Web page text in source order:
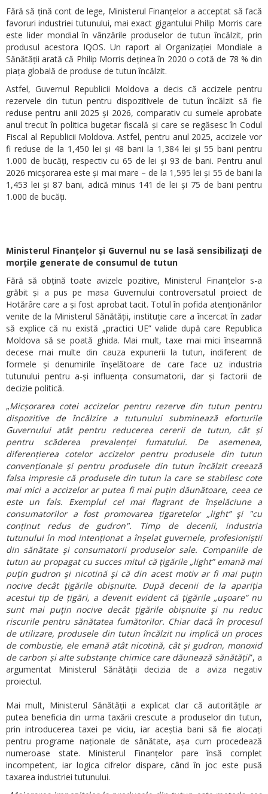
Fără să țină cont de lege, Ministerul Finanțelor a acceptat să facă
favoruri industriei tutunului, mai exact gigantului Philip Morris care
este lider mondial în vânzările produselor de tutun încălzit, prin
produsul acestora IQOS. Un raport al Organizației Mondiale a
Sănătății arată că Philip Morris deținea în 2020 o cotă de 78 % din
piața globală de produse de tutun încălzit.
Astfel, Guvernul Republicii Moldova a decis că accizele pentru
rezervele din tutun pentru dispozitivele de tutun încălzit să fie
reduse pentru anii 2025 și 2026, comparativ cu sumele aprobate
anul trecut în politica bugetar fiscală și care se regăsesc în Codul
Fiscal al Republicii Moldova. Astfel, pentru anul 2025, accizele vor
fi reduse de la 1,450 lei și 48 bani la 1,384 lei și 55 bani pentru
1.000 de bucăți, respectiv cu 65 de lei și 93 de bani. Pentru anul
2026 micșorarea este și mai mare – de la 1,595 lei și 55 de bani la
1,453 lei și 87 bani, adică minus 141 de lei și 75 de bani pentru
1.000 de bucăți.
Ministerul Finanțelor și Guvernul nu se lasă sensibilizați de
morțile generate de consumul de tutun
Fără să obțină toate avizele pozitive, Ministerul Finanțelor s-a
grăbit și a pus pe masa Guvernului controversatul proiect de
Hotărâre care a și fost aprobat tacit. Totul în pofida atenționărilor
venite de la Ministerul Sănătății, instituție care a încercat în zadar
să explice că nu există „practici UE” valide după care Republica
Moldova să se poată ghida. Mai mult, taxe mai mici înseamnă
decese mai multe din cauza expunerii la tutun, indiferent de
formele și denumirile înșelătoare de care face uz industria
tutunului pentru a-și influența consumatorii, dar și factorii de
decizie politică.
„Micșorarea cotei accizelor pentru rezerve din tutun pentru
dispozitive de încălzire a tutunului subminează eforturile
Guvernului atât pentru reducerea cererii de tutun, cât și
pentru scăderea prevalenței fumatului. De asemenea,
diferențierea cotelor accizelor pentru produsele din tutun
convenționale și pentru produsele din tutun încălzit creează
falsa impresie că produsele din tutun la care se stabilesc cote
mai mici a accizelor ar putea fi mai puțin dăunătoare, ceea ce
este un fals. Exemplul cel mai flagrant de înșelăciune a
consumatorilor a fost promovarea țigaretelor „light” şi "cu
conținut redus de gudron". Timp de decenii, industria
tutunului în mod intenționat a înșelat guvernele, profesioniștii
din sănătate şi consumatorii produselor sale. Companiile de
tutun au propagat cu succes mitul că țigările „light” emană mai
puțin gudron şi nicotină şi că din acest motiv ar fi mai puţin
nocive decât țigările obișnuite. După decenii de la apariția
acestui tip de țigări, a devenit evident că țigările „uşoare” nu
sunt mai puţin nocive decât ţigările obișnuite şi nu reduc
riscurile pentru sănătatea fumătorilor. Chiar dacă în procesul
de utilizare, produsele din tutun încălzit nu implică un proces
de combustie, ele emană atât nicotină, cât și gudron, monoxid
de carbon și alte substanțe chimice care dăunează sănătății”, a
argumentat Ministerul Sănătății decizia de a aviza negativ
proiectul.
Mai mult, Ministerul Sănătății a explicat clar că autoritățile ar
putea beneficia din urma taxării crescute a produselor din tutun,
prin introducerea taxei pe viciu, iar aceștia bani să fie alocați
pentru programe naționale de sănătate, așa cum procedează
numeroase state. Ministerul Finanțelor pare însă complet
incompetent, iar logica cifrelor dispare, când în joc este pusă
taxarea industriei tutunului.